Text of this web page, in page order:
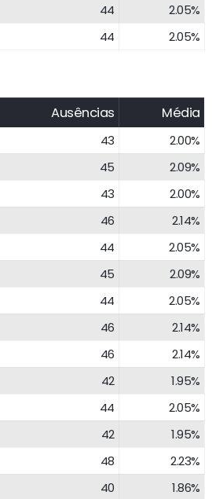
44
2.05%
44 2.05%
Ausências Média
43
2.00%
45
2.09%
43
2.00%
46
2.14%
44
2.05%
45
2.09%
44
2.05%
46
2.14%
46
2.14%
42
1.95%
44
2.05%
42
1.95%
48
2.23%
40
1.86%